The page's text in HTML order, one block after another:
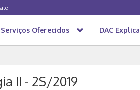
Serviços Oferecidos DAC Explica
II - 2S/2019